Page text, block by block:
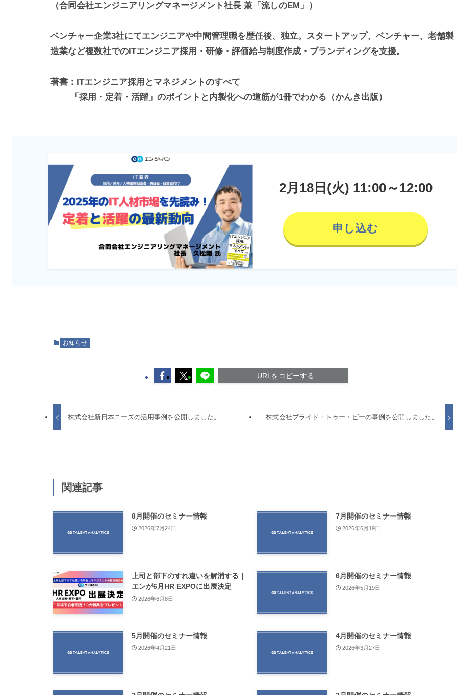
（合同会社エンジニアリングマネージメント社長 兼「流しのEM」）
ベンチャー企業3社にてエンジニアや中間管理職を歴任後、独立。スタートアップ、ベンチャー、老舗製
造業など複数社でのITエンジニア採用・研修・評価給与制度作成・ブランディングを支援。
著書：ITエンジニア採用とマネジメントのすべて
「採用・定着・活躍」のポイントと内製化への道筋が1冊でわかる（かんき出版）
2月18日(火) 11:00～12:00
申し込む
お知らせ
URLをコピーする
株式会社新日本ニーズの活用事例を公開しました。 株式会社ブライド・トゥー・ビーの事例を公開しました。
関連記事
8月開催のセミナー情報
2026年7月24日
7月開催のセミナー情報
2026年6月19日
上司と部下のすれ違いを解消する｜
エンが6月HR EXPOに出展決定
2026年6月8日
6月開催のセミナー情報
2026年5月19日
5月開催のセミナー情報
2026年4月21日
4月開催のセミナー情報
2026年3月27日